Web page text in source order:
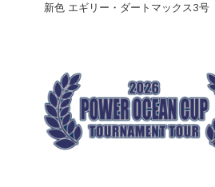
新色 エギリー・ダートマックス3号